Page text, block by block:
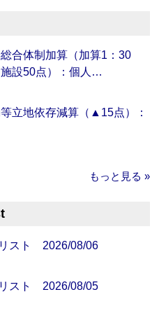
合体制加算（加算1：30
設50点）：個人…
立地依存減算（▲15点）：
もっと見る »
スト 2026/08/06
スト 2026/08/05